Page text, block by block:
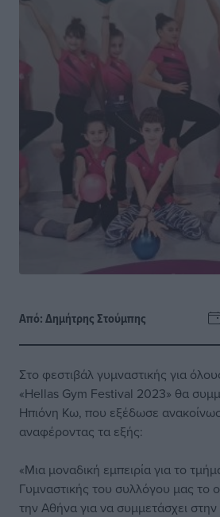
Από:Δημήτρης Στούμπης
Στο φεστιβάλ γυμναστικής για
«Hellas Gym Festival 2023» θα
Ηπιόνη Κω, που εξέδωσε
αναφέροντας τα εξής:
«Μια μοναδική εμπειρία για το
Γυμναστικής του συλλόγου μας το
την Αθήνα για να συμμετάσχει